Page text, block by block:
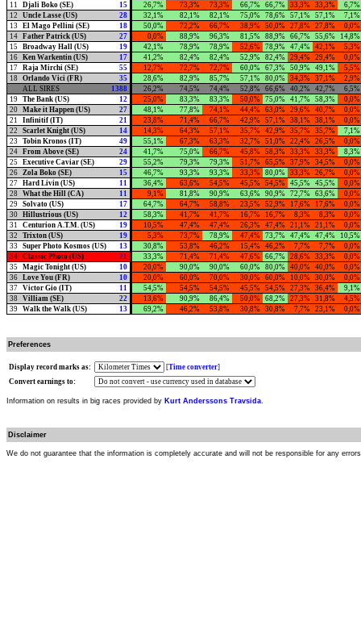
11
Djali Boko (SE) 15 26,7% 73,3% 73,3% 66,7% 66,7% 33,3% 33,3%
6,7%
12
Uncle Lasse (US) 28 32,1% 82,1% 82,1% 75,0% 78,6% 57,1% 57,1%
7,1%
13
El Mago Pellini (SE) 18 50,0% 72,2% 66,7% 38,9% 50,0% 27,8% 27,8%
0,0%
14 Father Patrick (US) 27 0,0% 88,9% 96,3% 81,5% 88,9% 66,7% 55,6%
14,8%
15
Broadway Hall (US) 19 42,1% 78,9% 78,9% 52,6% 78,9% 47,4% 42,1%
5,3%
16 Ken Warkentin (US) 17 41,2% 82,4% 82,4% 52,9% 82,4% 29,4% 29,4%
0,0%
17 Raja Mirchi (SE) 55 12,7% 72,7% 72,7% 60,0% 67,3% 50,9% 49,1%
5,5%
18
Orlando Vici (FR) 35 28,6% 82,9% 85,7% 57,1% 80,0% 34,3% 37,1%
2,9%
ALL SIRES
1388 26,2% 74,5% 74,4% 52,8% 66,6% 40,2% 42,7%
6,5%
19 The Bank (US) 12 25,0% 83,3% 83,3% 50,0% 75,0% 41,7% 58,3%
0,0%
20 Make it Happen (US) 27 48,1% 77,8% 74,1% 44,4% 63,0% 29,6% 40,7%
0,0%
21
Infinitif (IT) 21 23,8% 71,4% 66,7% 42,9% 57,1% 38,1% 38,1%
0,0%
22
Scarlet Knight (US) 14 14,3% 64,3% 57,1% 35,7% 42,9% 35,7% 35,7%
7,1%
23
Tobin Kronos (IT) 49 55,1% 67,3% 63,3% 32,7% 51,0% 22,4% 26,5%
0,0%
24 From Above (SE) 24 41,7% 75,0% 66,7% 45,8% 58,3% 33,3% 33,3%
8,3%
25
Executive Caviar (SE) 29 55,2% 79,3% 79,3% 51,7% 65,5% 37,9% 34,5%
0,0%
26 Zola Boko (SE) 15 46,7% 93,3% 93,3% 33,3% 80,0% 33,3% 26,7%
0,0%
27 Hard Livin (US) 11 36,4% 63,6% 54,5% 45,5% 54,5% 45,5% 45,5%
0,0%
28
What the Hill (CA) 11 9,1% 81,8% 90,9% 63,6% 90,9% 72,7% 63,6%
0,0%
29 Solvato (US) 17 64,7% 64,7% 58,8% 23,5% 52,9% 17,6% 17,6%
0,0%
30 Hillustrious (US) 12 58,3% 41,7% 41,7% 16,7% 16,7% 8,3% 8,3%
0,0%
31
Centurion A.T.M. (US) 19 10,5% 47,4% 47,4% 26,3% 47,4% 21,1% 21,1%
0,0%
32
Trixton (US) 19 5,3% 73,7% 78,9% 47,4% 73,7% 47,4% 47,4%
10,5%
33
Super Photo Kosmos (US) 13 30,8% 53,8% 46,2% 15,4% 46,2% 7,7% 7,7%
0,0%
34 Classic Photo (US) 21 33,3% 71,4% 71,4% 47,6% 66,7% 28,6% 33,3%
0,0%
35
Magic Tonight (US) 10 20,0% 90,0% 90,0% 60,0% 80,0% 40,0% 40,0%
0,0%
36 Love You (FR) 10 20,0% 60,0% 70,0% 30,0% 60,0% 10,0% 30,0%
0,0%
37 Victor Gio (IT) 11 54,5% 54,5% 54,5% 45,5% 54,5% 27,3% 36,4%
9,1%
38
Villiam (SE) 22 13,6% 90,9% 86,4% 50,0% 68,2% 27,3% 31,8%
4,5%
39 Walk the Walk (US) 13 69,2% 46,2% 53,8% 30,8% 30,8% 7,7% 23,1% 0,0%
Preferences
Display record marks as: [Time converter]
Convert earnings to:
Information on results in big races provided by Kurt Anderssons Travsida.
Disclaimer
We do not guarantee that the information is completely accurate and will not be responsible for any